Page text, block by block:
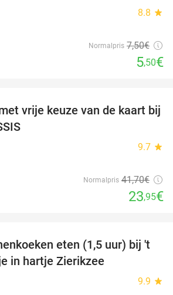
8.8 star
Normalpris 7,50€
5,50€
43%
vrije keuze van de kaart bij
9.7 star
Normalpris 41,70€
23,95€
67%
eten (1,5 uur) bij 't
in hartje Zierikzee
9.9 star